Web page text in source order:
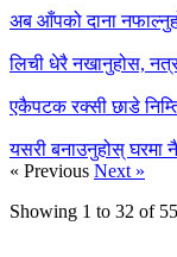
अब आँपको दाना
लिची धेरै नखानुहोस,
एकैपटक रक्सी छाडे
यसरी बनाउनुहोस्
« Previous Next »
Showing 1 to 32 of 55